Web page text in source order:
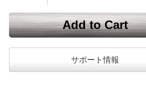
Add to Cart
サポート情報